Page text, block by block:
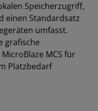
Speicherzugriff,
einen Standardsatz
umfasst.
grafische
MCS für
Platzbedarf